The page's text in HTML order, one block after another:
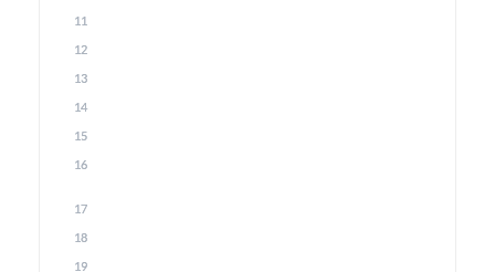
11
12
13
14
15
16
17
18
19